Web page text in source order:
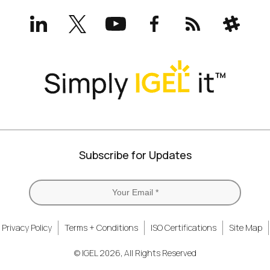
LinkedInX
(formerly
Twitter)
YouTubeFacebookRSS Slack
Subscribe for Updates
Privacy Policy Terms + Conditions ISO Certifications Site Map
© IGEL 2026, All Rights Reserved